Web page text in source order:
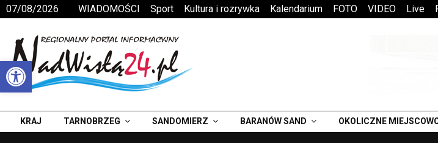
Otwórz pasek narzędzi
07/08/2026 WIADOMOŚCI Sport Kultura i rozrywka Kalendarium FOTO VIDEO Live
KRAJ TARNOBRZEG SANDOMIERZ BARANÓW SAND OKOLICZNE